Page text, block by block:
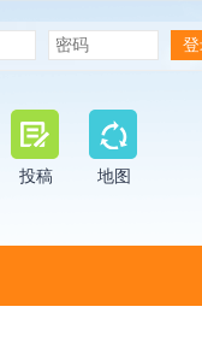
投稿
地图